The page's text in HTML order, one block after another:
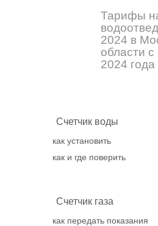
Тарифы
2024 в
области
2024 года
Счетчик воды
как установить
как и где поверить
Счетчик газа
как передать показания